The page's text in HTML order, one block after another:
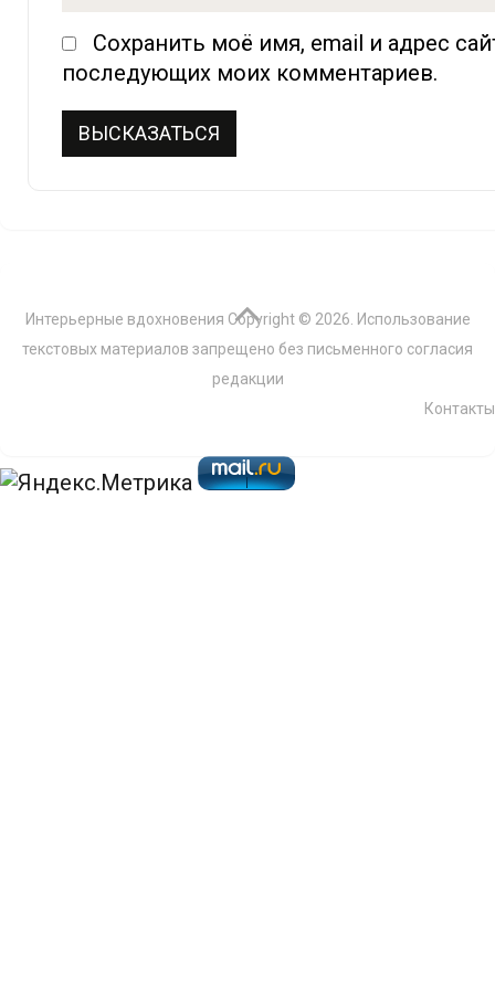
Сохранить моё имя, email и адрес
последующих моих комментариев.
Интерьерные вдохновения Copyright © 2026. Использование
текстовых материалов запрещено без письменного согласия
редакции
Контакты